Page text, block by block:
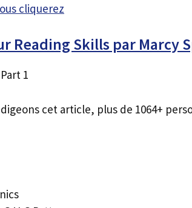
cliquerez
Reading Skills par Marcy
1
cet article, plus de 1064+